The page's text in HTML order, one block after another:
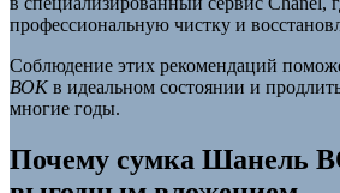
профессиональную чистку и
Соблюдение этих рекомендаций
ВОКв идеальном состоянии и
многие годы.
Почему сумка Шанель